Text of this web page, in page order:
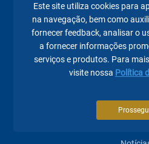
Páginas mais
A
Este site utiliza cookies para
na navegação, bem como
fornecer feedback, analisar o
a fornecer informações
serviços e produtos. Para
visite nossa Política